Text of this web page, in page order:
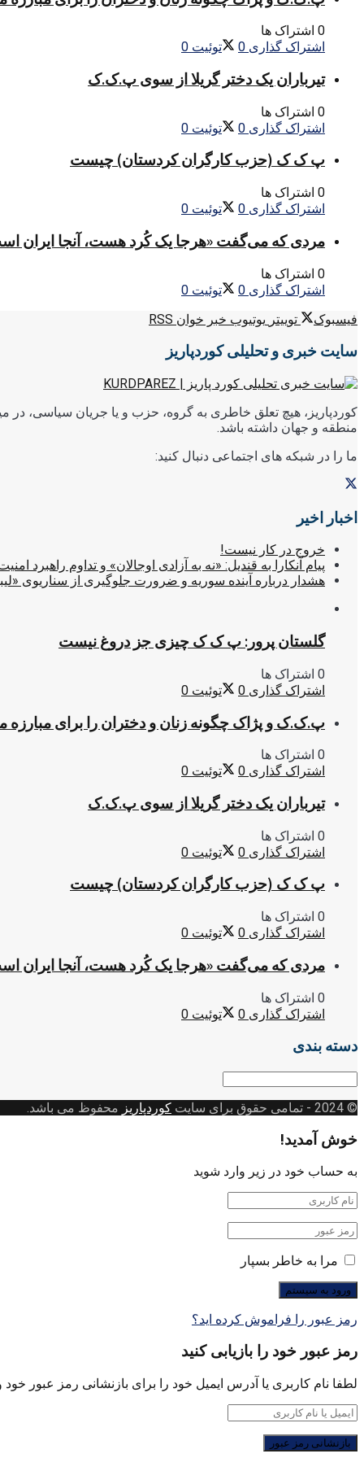
0 اشتراک ها
اشتراک گذاری 0 توئیت 0
تیرباران یک دختر گریلا از سوی پ.ک.ک
0 اشتراک ها
اشتراک گذاری 0 توئیت 0
پ ک ک (حزب کارگران کردستان) چیست
0 اشتراک ها
اشتراک گذاری 0 توئیت 0
مردی که می‌گفت «هرجا یک کُرد هست، آنجا ایران
0 اشتراک ها
اشتراک گذاری 0 توئیت 0
فیسبوک
توییتر یوتیوب خبر خوان RSS
سایت خبری و تحلیلی کوردپاریز
کوردپاریز، هیچ تعلق خاطری به گروه، حزب و یا جریان سیاسی، در
منطقه و جهان داشته باشد.
ما را در شبکه های اجتماعی دنبال کنید:
اخبار اخیر
خروج در کار نیست!
پیام آنکارا به قندیل: «نه به آزادی اوجالان» و تداوم راهبرد
هشدار درباره آینده سوریه و ضرورت جلوگیری از سناریوی
گلستان پرور: پ ک ک چیزی جز دروغ نیست
0 اشتراک ها
اشتراک گذاری 0 توئیت 0
پ.ک.ک و پژاک چگونه زنان و دختران را برای
0 اشتراک ها
اشتراک گذاری 0 توئیت 0
تیرباران یک دختر گریلا از سوی پ.ک.ک
0 اشتراک ها
اشتراک گذاری 0 توئیت 0
پ ک ک (حزب کارگران کردستان) چیست
0 اشتراک ها
اشتراک گذاری 0 توئیت 0
مردی که می‌گفت «هرجا یک کُرد هست، آنجا ایران
0 اشتراک ها
اشتراک گذاری 0 توئیت 0
دسته بندی
دسته
© 2024
- تمامی حقوق برای سایت کوردپاریز محفوظ می باشد.
خوش آمدید!
به حساب خود در زیر وارد شوید
مرا به خاطر بسپار
رمز عبور را فراموش کرده اید؟
رمز عبور خود را بازیابی کنید
لطفا نام کاربری یا آدرس ایمیل خود را برای بازنشانی رمز عبور خود